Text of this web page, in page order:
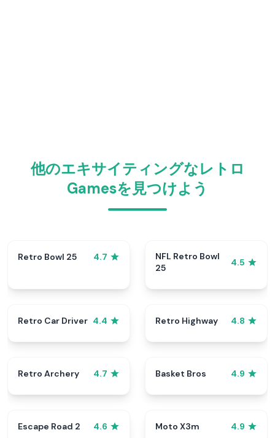
他のエキサイティングなレトロ
Gamesを見つけよう
Retro Bowl 25 4.7
NFL Retro Bowl
25
4.5
Retro Car Driver 4.4 Retro Highway 4.8
Retro Archery 4.7 Basket Bros 4.9
Escape Road 2 4.6 Moto X3m 4.9